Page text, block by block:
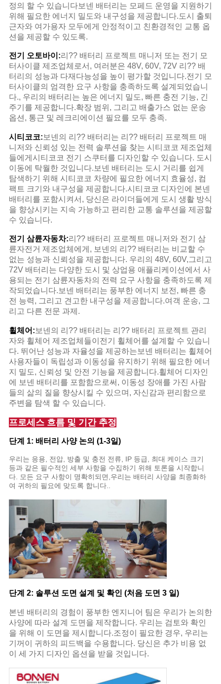
정의 할 수 있습니다보넨 배터리는 모페드 운영을 지원하기
위해 필요한 에너지 밀도와 내구성을 제공합니다.도시 출퇴
근자와 여가용자 모두에게 안정적이고 친환경적인 교통 옵
션을 제공할 수 있도록.
전기 오토바이:리?? 배터리 프로젝트 매니저 또는 전기 모
터사이클 제조업체로서, 여러분은 48V, 60V, 72V 리?? 배
터리의 성능과 다재다능성을 높이 평가할 것입니다.전기 모
터사이클의 엄격한 요구 사항을 충족하도록 설계되었습니
다., 우리의 배터리는 높은 에너지 밀도, 빠른 충전 기능, 긴
주기를 제공합니다.확장 범위, 그리고 배출가스 없는 운송
옵션, 통근 및 레크리에이션 필요를 모두 충족.
시티코코: 보넨의 리?? 배터리는 리?? 배터리 프로젝트 매
니저와 신뢰성 있는 전력 솔루션을 찾는 시티코코 제조업체
들에게시티코코 전기 스쿠터를 디자인할 수 있습니다. 도시
이동에 탁월한 것입니다.보넨 배터리는 도시 거리를 쉽게
탐색하기 위해 시티코코 차량에 필요한 에너지 효율성, 컴
팩트 크기와 내구성을 제공합니다.시티코코 디자인에 본넨
배터리를 포함시켜서, 당신은 라이더들에게 도시 생활 방식
을 향상시키는 지속 가능하고 편리한 교통 솔루션을 제공할
수 있습니다.
전기 삼륜자동차:리?? 배터리 프로젝트 매니저와 전기 삼
륜자전거 제조업체에게, 보넨의 리?? 배터리는 비교할 수
없는 성능과 신뢰성을 제공합니다. 우리의 48V, 60V,그리고
72V 배터리는 다양한 도시 및 상업용 애플리케이션에서 사
용되는 전기 삼륜자동차의 전력 요구 사항을 충족하도록 제
작되었습니다.보넨 배터리는 풍부한 에너지 보전, 빠른 충
전 능력, 그리고 견고한 내구성을 제공합니다.여객 운송, 그
리고 다른 전문 과제.
휠체어: 보넨의 리?? 배터리는 리?? 배터리 프로젝트 관리
자와 휠체어 제조업체들이전기 휠체어를 설계할 수 있습니
다. 뛰어난 성능과 자율성을 제공하는보넨 배터리는 휠체어
사용자들이 독립성과 이동성을 유지하기 위해 필요한 에너
지 밀도, 신뢰성 및 안전 기능을 제공합니다.휠체어 디자인
에 보넨 배터리를 포함함으로써, 이동성 장애를 가진 사람
들의 삶의 질을 향상시킬 수 있으며, 자신감과 편리함으로
주변을 탐색 할 수 있습니다.
프로세스 흐름 및 기간 추정
단계 1: 배터리 사양 논의 (1-3일)
우리는 응용, 전압, 방출 및 충전 전류, IP 등급, 최대 케이스 크기
등과 같은 필수적인 세부 사항을 수집하기 위해 토론을 시작합니
다. 모든 요구 사항이 명확히되면,우리는 배터리 사양을 최종화하
여 귀하의 필요에 맞도록 합니다..
단계 2: 솔루션 도면 설계 및 확인 (처음 도면 3 일)
본넨 배터리의 경험이 풍부한 엔지니어 팀은 우리가 논의한
사양에 따라 설계 도면을 제작합니다. 우리는 검토와 확인
을 위해 이 도면을 제시합니다.조정이 필요한 경우, 우리는
기꺼이 귀하의 피드백을 수용합니다. 당신은 추가 비용 없
이 세 가지 디자인 옵션을 받을 것입니다.